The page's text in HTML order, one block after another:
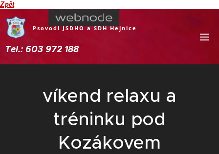
Zpět
Psovodi JSDHO a SDH Hejnice
Tel.: 603 972 188
víkend relaxu a
tréninku pod
Kozákovem